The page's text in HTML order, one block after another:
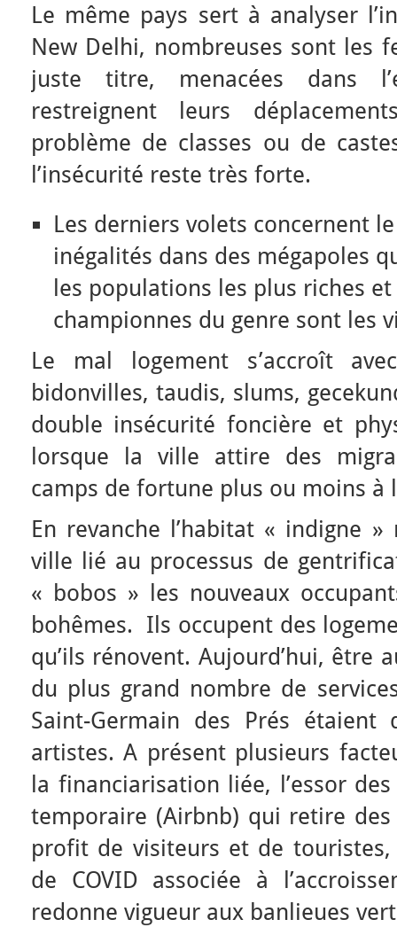
Le même pays sert à analyser
New Delhi, nombreuses sont les
juste titre, menacées dans
restreignent leurs
problème de classes ou de
l’insécurité reste très forte.
Les derniers volets concernent
inégalités dans des mégapoles
les populations les plus riches
championnes du genre sont les
Le mal logement s’accroît
bidonvilles, taudis, slums,
double insécurité foncière et
lorsque la ville attire des
camps de fortune plus ou moins à
En revanche l’habitat « indigne
ville lié au processus de
« bobos » les nouveaux
bohêmes. Ils occupent des
qu’ils rénovent. Aujourd’hui, être
du plus grand nombre de
Saint-Germain des Prés
artistes. A présent plusieurs
la financiarisation liée, l’essor
temporaire (Airbnb) qui retire
profit de visiteurs et de
de COVID associée à
redonne vigueur aux banlieues